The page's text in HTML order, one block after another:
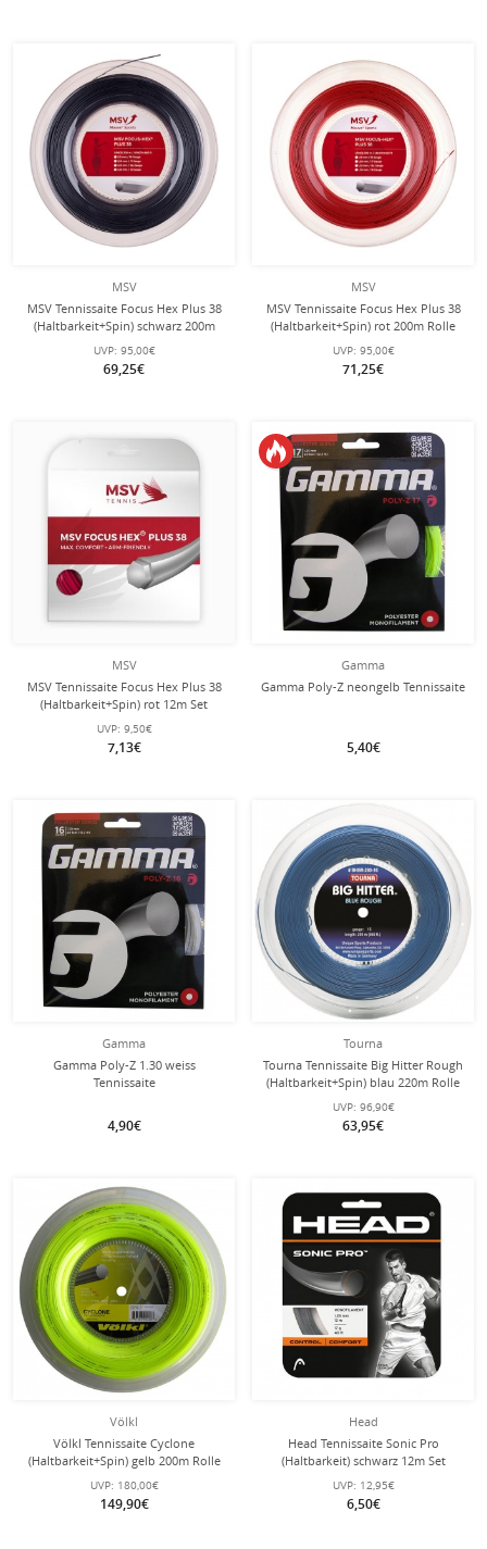
MSV
MSV Tennissaite Focus Hex Plus 38
(Haltbarkeit+Spin) schwarz 200m
Rolle
UVP: 95,00€
69,25€
MSV
MSV Tennissaite Focus Hex Plus 38
(Haltbarkeit+Spin) rot 200m Rolle
UVP: 95,00€
71,25€
MSV
MSV Tennissaite Focus Hex Plus 38
(Haltbarkeit+Spin) rot 12m Set
UVP: 9,50€
7,13€
Gamma
Gamma Poly-Z neongelb Tennissaite
5,40€
Gamma
Gamma Poly-Z 1.30 weiss
Tennissaite
4,90€
Tourna
Tourna Tennissaite Big Hitter Rough
(Haltbarkeit+Spin) blau 220m Rolle
UVP: 96,90€
63,95€
Völkl
Völkl Tennissaite Cyclone
(Haltbarkeit+Spin) gelb 200m Rolle
UVP: 180,00€
149,90€
Head
Head Tennissaite Sonic Pro
(Haltbarkeit) schwarz 12m Set
UVP: 12,95€
6,50€